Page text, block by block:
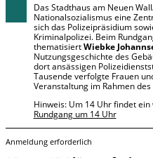
Das Stadthaus am Neuen
Nationalsozialismus eine
sich das Polizeipräsidium
Kriminalpolizei. Beim
thematisiertWiebke
Nutzungsgeschichte des
dort ansässigen
Tausende verfolgte Frauen
Veranstaltung im Rahmen
Hinweis: Um 14 Uhr findet
Rundgang um 14 Uhr
Anmeldung erforderlich